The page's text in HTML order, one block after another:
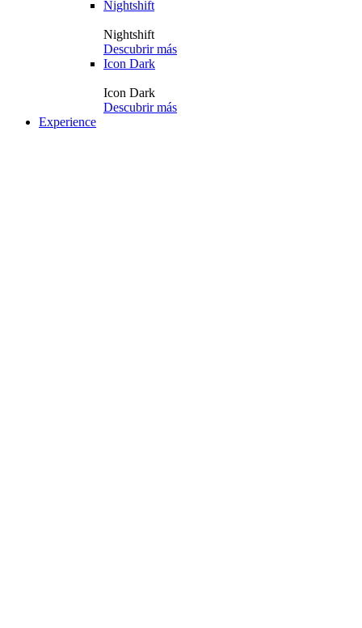
Nightshift
Nightshift
Descubrir más
Icon Dark
Icon Dark
Descubrir más
Experience